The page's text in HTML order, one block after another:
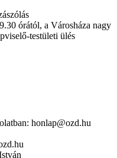
órától, a Városháza nagy
testületi ülés
honlap@ozd.hu